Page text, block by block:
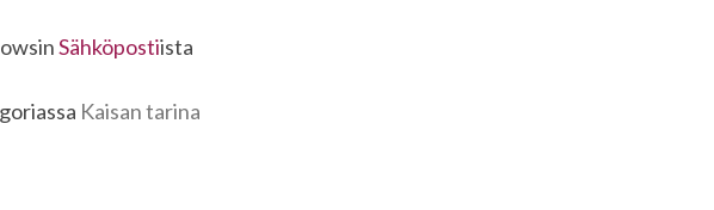
Sähköpostiista
Kaisan tarina